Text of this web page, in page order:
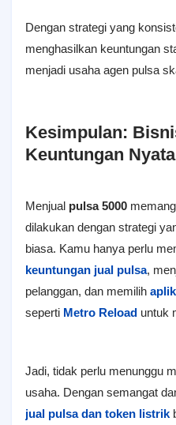
Dengan strategi yang
menghasilkan keuntungan
menjadi usaha agen pulsa
Kesimpulan:
Keuntungan Nyata
Menjual pulsa 5000
dilakukan dengan strategi
biasa. Kamu hanya perlu
keuntungan jual pulsa,
pelanggan, dan memilih
seperti Metro Reload untuk
Jadi, tidak perlu menunggu
usaha. Dengan semangat
jual pulsa dan token listrik